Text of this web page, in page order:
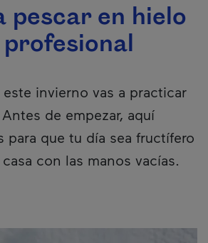
pescar en hielo
invierno vas a practicar
de empezar, aquí
para que tu día sea fructífero
con las manos vacías.